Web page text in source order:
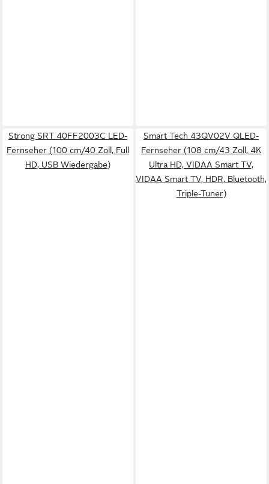
Strong SRT 40FF2003C LED-
Fernseher (100 cm/40 Zoll, Full
HD, USB Wiedergabe)
Smart Tech 43QV02V QLED-
Fernseher (108 cm/43 Zoll, 4K
Ultra HD, VIDAA Smart TV,
VIDAA Smart TV, HDR, Bluetooth,
Triple-Tuner)